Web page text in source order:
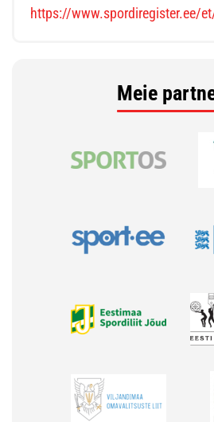
https://www.spordiregister.ee/
Meie